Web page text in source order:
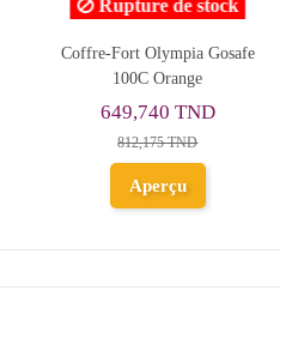
Rupture de stock
Coffre-Fort Olympia Gosafe
100C Orange
649,740 TND
812,175 TND
Aperçu